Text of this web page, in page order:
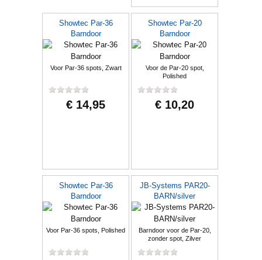
Showtec Par-36
Barndoor
Voor Par-36 spots, Zwart
€ 14,95
Showtec Par-20
Barndoor
Voor de Par-20 spot,
Polished
€ 10,20
Showtec Par-36
Barndoor
Voor Par-36 spots, Polished
JB-Systems PAR20-
BARN/silver
Barndoor voor de Par-20,
zonder spot, Zilver